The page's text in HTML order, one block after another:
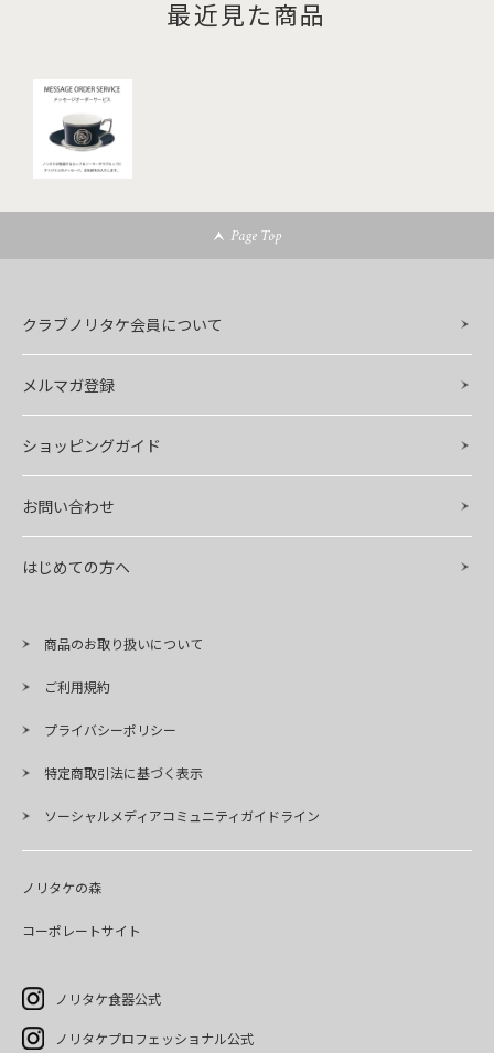
最近見た商品
Page Top
クラブノリタケ会員について
メルマガ登録
ショッピングガイド
お問い合わせ
はじめての方へ
商品のお取り扱いについて
ご利用規約
プライバシーポリシー
特定商取引法に基づく表示
ソーシャルメディアコミュニティガイドライン
ノリタケの森
コーポレートサイト
ノリタケ食器公式
ノリタケプロフェッショナル公式